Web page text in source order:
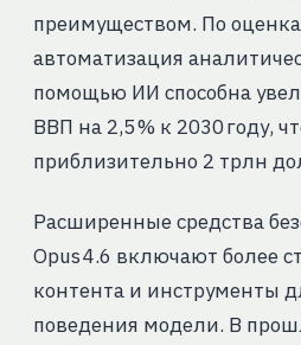
преимуществом. По
автоматизация
помощью ИИ способна
ВВП на 2,5 % к 2030 году,
приблизительно 2 трлн
Расширенные средства
Opus 4.6 включают более
контента и инструменты
поведения модели. В